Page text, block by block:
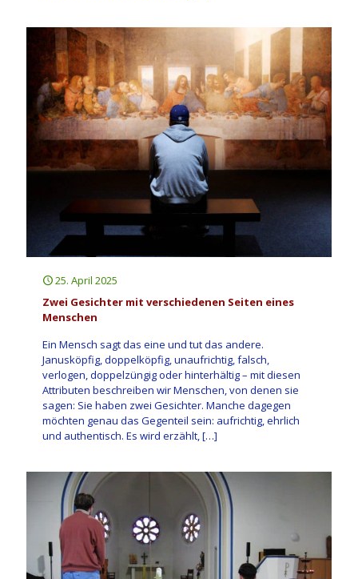
25. April 2025
Zwei Gesichter mit verschiedenen Seiten eines
Menschen
Ein Mensch sagt das eine und tut das andere.
Janusköpfig, doppelköpfig, unaufrichtig, falsch,
verlogen, doppelzüngig oder hinterhältig – mit diesen
Attributen beschreiben wir Menschen, von denen sie
sagen: Sie haben zwei Gesichter. Manche dagegen
möchten genau das Gegenteil sein: aufrichtig, ehrlich
und authentisch. Es wird erzählt,[…]